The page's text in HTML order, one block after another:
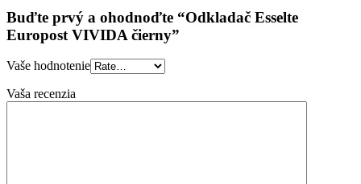
Buďte prvý a ohodnoďte “Odkladač Esselte
Europost VIVIDA čierny”
Vaše hodnotenie
Vaša recenzia